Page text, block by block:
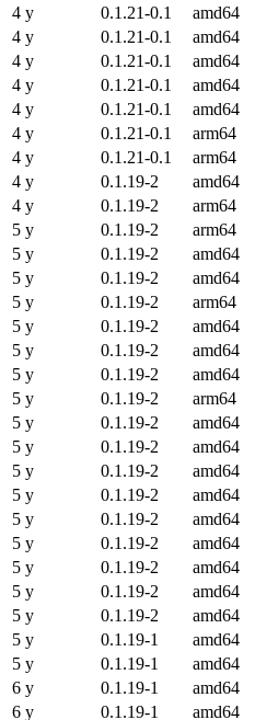
4 y
0.1.21-0.1 amd64
4 y
0.1.21-0.1 amd64
4 y
0.1.21-0.1 amd64
4 y
0.1.21-0.1 amd64
4 y
0.1.21-0.1 amd64
4 y
0.1.21-0.1 arm64
4 y
0.1.21-0.1 arm64
4 y
0.1.19-2 amd64
4 y
0.1.19-2 arm64
5 y
0.1.19-2 arm64
5 y
0.1.19-2 amd64
5 y
0.1.19-2 amd64
5 y
0.1.19-2 arm64
5 y
0.1.19-2 amd64
5 y
0.1.19-2 amd64
5 y
0.1.19-2 amd64
5 y
0.1.19-2 arm64
5 y
0.1.19-2 amd64
5 y
0.1.19-2 amd64
5 y
0.1.19-2 amd64
5 y
0.1.19-2 amd64
5 y
0.1.19-2 amd64
5 y
0.1.19-2 amd64
5 y
0.1.19-2 amd64
5 y
0.1.19-2 amd64
5 y
0.1.19-2 amd64
5 y
0.1.19-1 amd64
5 y
0.1.19-1 amd64
6 y
0.1.19-1 amd64
6 y
0.1.19-1 amd64